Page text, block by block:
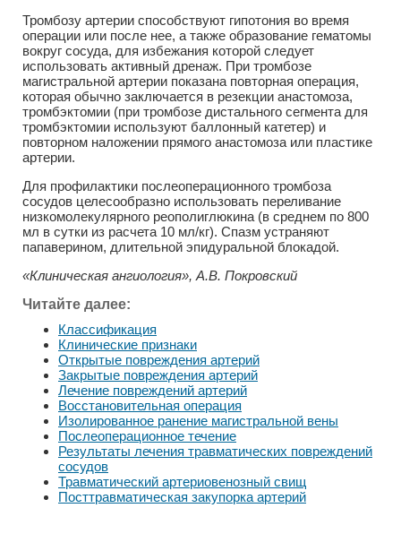
Тромбозу артерии способствуют гипотония во время
операции или после нее, а также образование гематомы
вокруг сосуда, для избежания которой следует
использовать активный дренаж. При тромбозе
магистральной артерии показана повторная операция,
которая обычно заключается в резекции анастомоза,
тромбэктомии (при тромбозе дистального сегмента для
тромбэктомии используют баллонный катетер) и
повторном наложении прямого анастомоза или пластике
артерии.
Для профилактики послеоперационного тромбоза
сосудов целесообразно использовать переливание
низкомолекулярного реополиглюкина (в среднем по 800
мл в сутки из расчета 10 мл/кг). Спазм устраняют
папаверином, длительной эпидуральной блокадой.
«Клиническая ангиология», А.В. Покровский
Читайте далее:
Классификация
Клинические признаки
Открытые повреждения артерий
Закрытые повреждения артерий
Лечение повреждений артерий
Восстановительная операция
Изолированное ранение магистральной вены
Послеоперационное течение
Результаты лечения травматических повреждений
сосудов
Травматический артериовенозный свищ
Посттравматическая закупорка артерий